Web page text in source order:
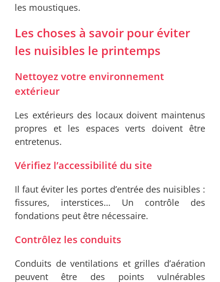
les moustiques.
Les choses à savoir pour éviter
les nuisibles le printemps
Nettoyez votre environnement
extérieur
Les extérieurs des locaux doivent maintenus
propres et les espaces verts doivent être
entretenus.
Vérifiez l’accessibilité du site
Il faut éviter les portes d’entrée des nuisibles :
fissures, interstices… Un contrôle des
fondations peut être nécessaire.
Contrôlez les conduits
Conduits de ventilations et grilles d’aération
peuvent être des points vulnérables